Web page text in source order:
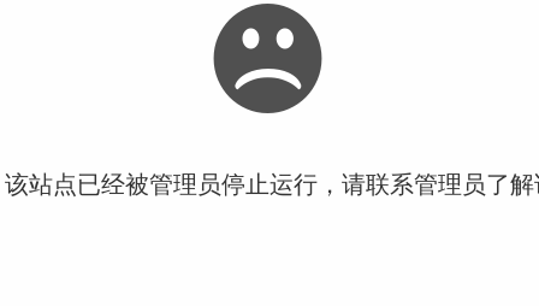
站点已经被管理员停止运行，请联系管理员了